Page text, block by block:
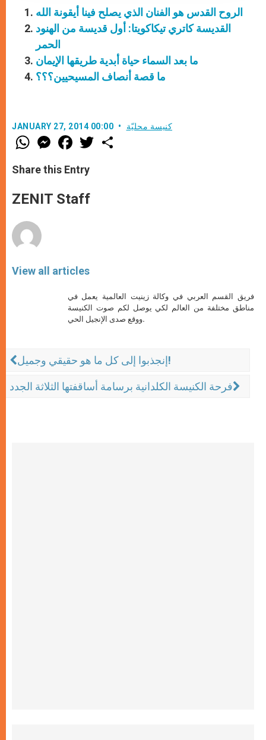
الروح القدس هو الفنان الذي يصلح فينا أيقونة الله
القديسة كاتري تيكاكويتا: أول قديسة من الهنود
الحمر
ما بعد السماء حياة أبدية طريقها الإيمان
ما قصة أنصاف المسيحيين؟؟؟
JANUARY 27, 2014 00:00 كنيسة محليّة
W
h
t
s
p
p
M
e
s
e
g
e
F
a
e
b
o
k
w
Share this Entry
ZENIT Staff
View all articles
فريق القسم العربي في وكالة زينيت العالمية يعمل في
مناطق مختلفة من العالم لكي يوصل لكم صوت الكنيسة
ووقع صدى الإنجيل الحي.
إنجذبوا إلى كل ما هو حقيقي وجميل!
فرحة الكنيسة الكلدانية برسامة أساقفتها الثلاثة الجدد